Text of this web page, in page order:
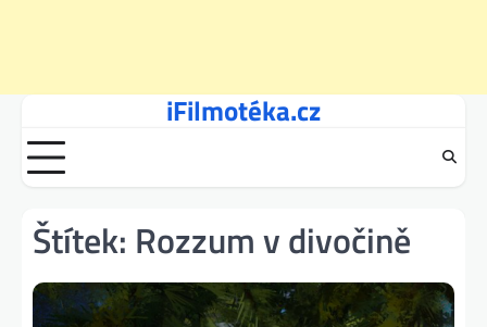
content
iFilmotéka.cz
Štítek: Rozzum v divočině